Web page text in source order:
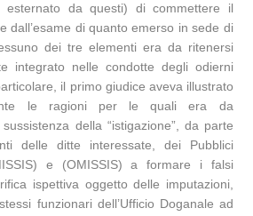
esternato da questi) di commettere il
dall’esame di quanto emerso in sede di
dei tre elementi era da ritenersi
integrato nelle condotte degli odierni
il primo giudice aveva illustrato
le ragioni per le quali era da
della “istigazione”, da parte
delle ditte interessate, dei Pubblici
e (OMISSIS) a formare i falsi
ispettiva oggetto delle imputazioni,
funzionari dell’Ufficio Doganale ad